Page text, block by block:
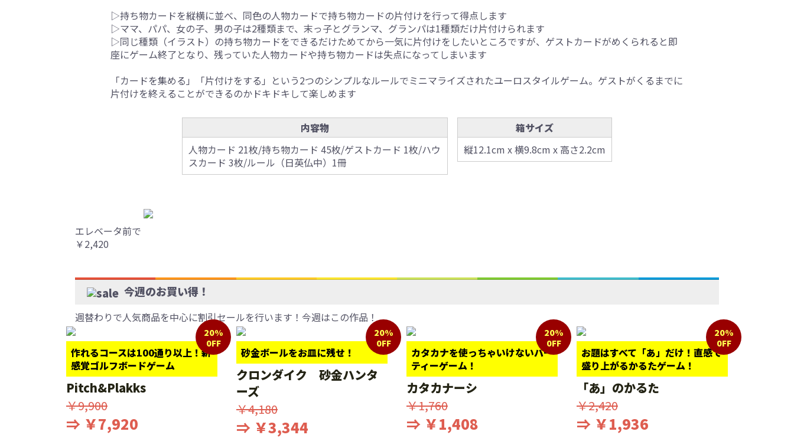
▷持ち物カードを縦横に並べ、同色の人物カードで持ち物カードの片付けを行って得点します
▷ママ、パパ、女の子、男の子は2種類まで、末っ子とグランマ、グランパは1種類だけ片付けられます
▷同じ種類（イラスト）の持ち物カードをできるだけためてから一気に片付けをしたいところですが、ゲストカードがめくられると即
座にゲーム終了となり、残っていた人物カードや持ち物カードは失点になってしまいます
「カードを集める」「片付けをする」という2つのシンプルなルールでミニマライズされたユーロスタイルゲーム。ゲストがくるまでに
片付けを終えることができるのかドキドキして楽しめます
内容物
人物カード 21枚/持ち物カード 45枚/ゲストカード 1枚/ハウ
スカード 3枚/ルール（日英仏中）1冊
箱サイズ
縦12.1cm x 横9.8cm x 高さ2.2cm
エレベータ前で
￥2,420
今週のお買い得！
週替わりで人気商品を中心に割引セールを行います！今週はこの作品！
作れるコースは100通り以上！新
感覚ゴルフボードゲーム
20%
0FF
Pitch&Plakks
￥9,900
⇒ ￥7,920
砂金ボールをお皿に残せ！
20%
0FF
クロンダイク 砂金ハンタ
ーズ
￥4,180
⇒ ￥3,344
カタカナを使っちゃいけないパー
ティーゲーム！
20%
0FF
カタカナーシ
￥1,760
⇒ ￥1,408
お題はすべて「あ」だけ！直感で
盛り上がるかるたゲーム！
20%
0FF
「あ」のかるた
￥2,420
⇒ ￥1,936